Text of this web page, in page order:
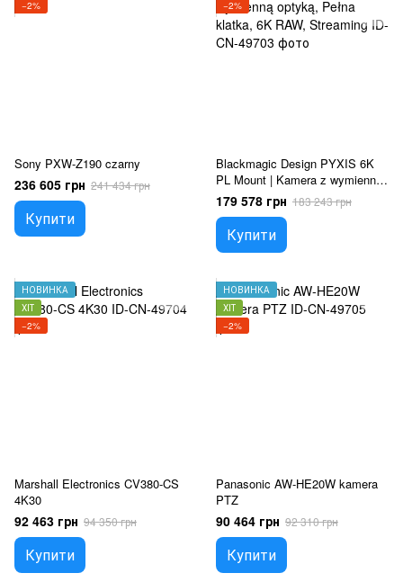
−2%
Sony PXW-Z190 czarny
236 605 грн 241 434 грн
Купити
−2%
Blackmagic Design PYXIS 6K
PL Mount | Kamera z wymienną
optyką, Pełna klatka, 6K RAW,
Streaming
179 578 грн 183 243 грн
Купити
НОВИНКА
ХІТ
−2%
Marshall Electronics CV380-CS
4K30
92 463 грн 94 350 грн
Купити
НОВИНКА
ХІТ
−2%
Panasonic AW-HE20W kamera
PTZ
90 464 грн 92 310 грн
Купити